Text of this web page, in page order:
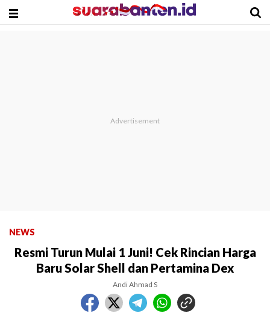
NEWS
Resmi Turun Mulai 1 Juni! Cek Rincian Harga
Baru Solar Shell dan Pertamina Dex
Andi Ahmad S